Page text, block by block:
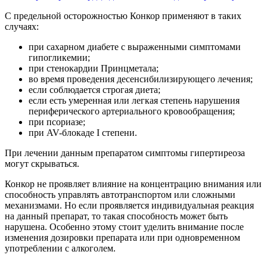
С предельной осторожностью Конкор применяют в таких
случаях:
при сахарном диабете с выраженными симптомами
гипогликемии;
при стенокардии Принцметала;
во время проведения десенсибилизирующего лечения;
если соблюдается строгая диета;
если есть умеренная или легкая степень нарушения
периферического артериального кровообращения;
при псориазе;
при AV-блокаде I степени.
При лечении данным препаратом симптомы гипертиреоза
могут скрываться.
Конкор не проявляет влияние на концентрацию внимания или
способность управлять автотранспортом или сложными
механизмами. Но если проявляется индивидуальная реакция
на данный препарат, то такая способность может быть
нарушена. Особенно этому стоит уделить внимание после
изменения дозировки препарата или при одновременном
употреблении с алкоголем.